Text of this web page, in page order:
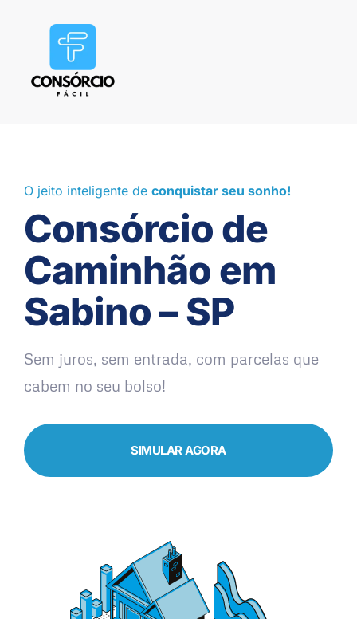
O jeito inteligente de conquistar seu sonho!
Consórcio de
Caminhão em
Sabino – SP
Sem juros, sem entrada, com parcelas que
cabem no seu bolso!
SIMULAR AGORA